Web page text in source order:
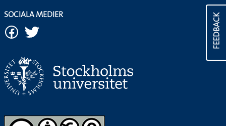
FEEDBACK
SOCIALA MEDIER